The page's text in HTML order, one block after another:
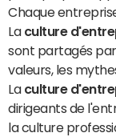
Chaque
La culture
sont partagés
valeurs, les
La culture
dirigeants de
la culture